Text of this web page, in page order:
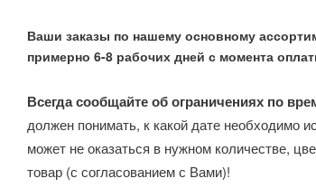
Ваши заказы по нашему основному
примерно 6-8 рабочих дней с момента
Всегда сообщайте об ограничениях по
должен понимать, к какой дате необходимо
может не оказаться в нужном количестве,
товар (с согласованием с Вами)!